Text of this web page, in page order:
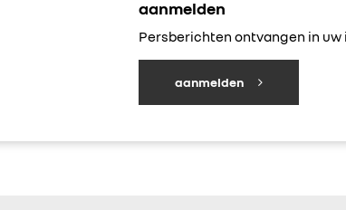
aanmelden
Persberichten ontvangen in uw
aanmelden